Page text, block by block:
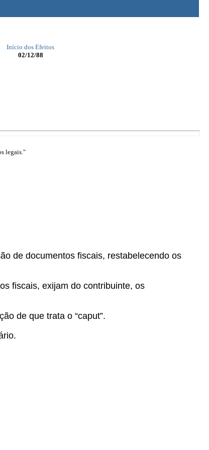
Início dos Efeitos
02/12/88
legais."
de documentos fiscais, restabelecendo os
fiscais, exijam do contribuinte, os
de que trata o “caput”.